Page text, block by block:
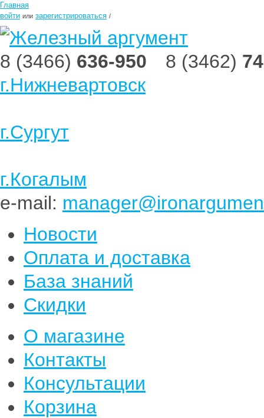
Главная
войти или зарегистрироваться /
8 (3466) 636-950 8 (3462)
г.Нижневартовск
г.Сургут
г.Когалым
e-mail:
Новости
Оплата и доставка
База знаний
Скидки
О магазине
Контакты
Консультации
Корзина